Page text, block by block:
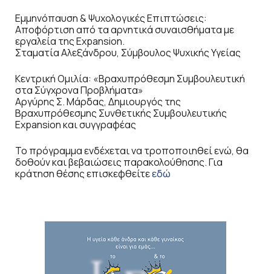
Εμμηνόπαυση & Ψυχολογικές Επιπτώσεις:
Αποφόρτιση από τα αρνητικά συναισθήματα με
εργαλεία της Expansion.
Σταματία Αλεξάνδρου, Σύμβουλος Ψυχικής Υγείας
Κεντρική Ομιλία: «Βραχυπρόθεσμη Συμβουλευτική
στα Σύγχρονα Προβλήματα»
Αργύρης Σ. Μάρδας, Δημιουργός της
Βραχυπρόθεσμης Συνθετικής Συμβουλευτικής
Expansion και συγγραφέας
Το πρόγραμμα ενδέχεται να τροποποιηθεί ενώ, θα
δοθούν και βεβαιώσεις παρακολούθησης. Για
κράτηση θέσης επισκεφθείτεεδώ